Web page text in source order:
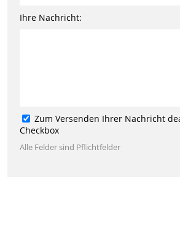
Ihre Nachricht:
Zum Versenden Ihrer Nachricht
Checkbox
Alle Felder sind Pflichtfelder